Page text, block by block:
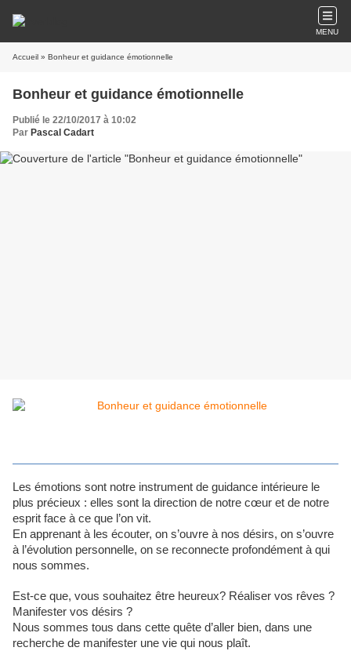
MENU
Accueil » Bonheur et guidance émotionnelle
Bonheur et guidance émotionnelle
Publié le 22/10/2017 à 10:02
Par Pascal Cadart
Les émotions sont notre instrument de guidance intérieure le
plus précieux : elles sont la direction de notre cœur et de notre
esprit face à ce que l’on vit.
En apprenant à les écouter, on s’ouvre à nos désirs, on s’ouvre
à l’évolution personnelle, on se reconnecte profondément à qui
nous sommes.
Est-ce que, vous souhaitez être heureux? Réaliser vos rêves ?
Manifester vos désirs ?
Nous sommes tous dans cette quête d’aller bien, dans une
recherche de manifester une vie qui nous plaît.